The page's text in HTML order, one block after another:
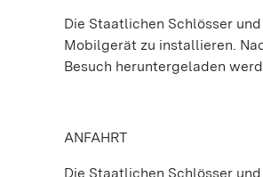
Die Staatlichen Schlösser
Mobilgerät zu installieren.
Besuch heruntergeladen
ANFAHRT
Die Staatlichen Schlösser